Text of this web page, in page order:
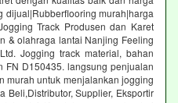
dijual|Rubberflooring murah|harga
Track Produsen dan Karet
& olahraga lantai Nanjing Feeling
Jogging track material, bahan
FN D150435. langsung penjualan
murah untuk menjalankan jogging
Beli,Distributor, Supplier, Eksportir